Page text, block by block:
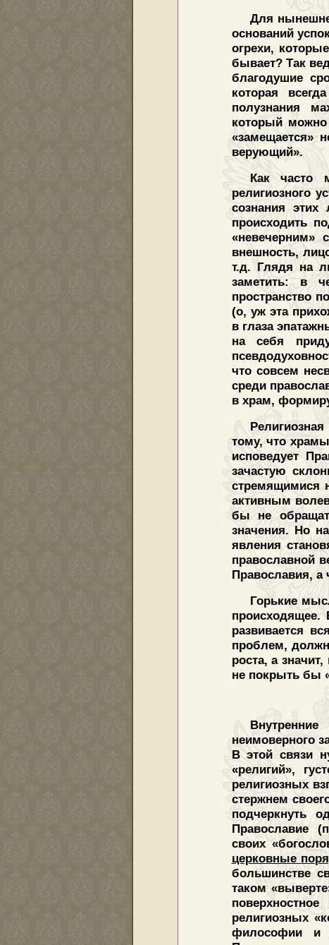
Для
оснований
огрехи,
бывает? Так
благодушие
которая
полузнания
который
«замещается»
верующий».
Как часто
религиозного
сознания
происходить
«невечерним»
внешность,
т.д. Глядя на
заметить: в
пространство
(о, уж эта
в глаза
на себя
что совсем
среди
в храм,
тому, что
исповедует
зачастую
стремящимися
активным
бы не
значения. Но
явления
православной
Православия, а
Горькие
происходящее.
развивается
проблем,
роста, а
не покрыть бы
неимоверного
В этой связи
«религий»,
религиозных
стержнем
подчеркнуть
Православие
своих
церковные
большинстве
таком
религиозных
философии и